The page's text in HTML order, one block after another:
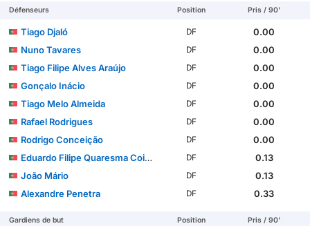
Défenseurs Position Pris / 90'
Tiago Djaló DF
0.00
Nuno Tavares
DF
0.00
Tiago Filipe Alves Araújo
DF
0.00
Gonçalo Inácio
DF
0.00
Tiago Melo Almeida
DF
0.00
Rafael Rodrigues
DF
0.00
Rodrigo Conceição
DF
0.00
Eduardo Filipe Quaresma Coimbra Simões
DF
0.13
João Mário
DF
0.13
Alexandre Penetra
DF 0.33
Gardiens de but Position Pris / 90'